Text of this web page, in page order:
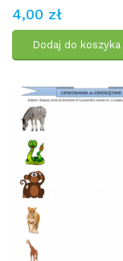
4,00 zł
Dodaj do koszyka